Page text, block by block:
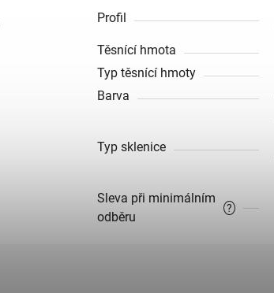
Profil
Těsnící hmota
Typ těsnící hmoty
Barva
Typ sklenice
?
Sleva při minimálním
odběru